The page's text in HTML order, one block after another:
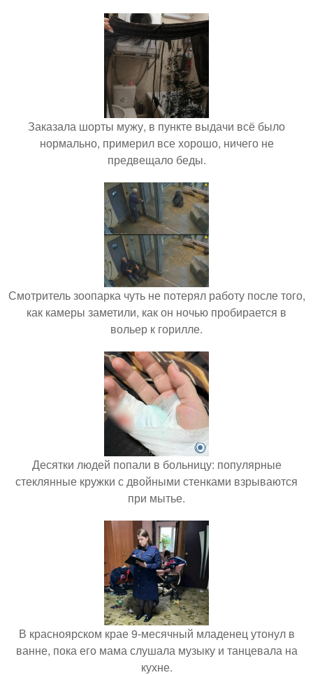
Заказала шорты мужу, в пункте выдачи всё было
нормально, примерил все хорошо, ничего не
предвещало беды.
Смотритель зоопарка чуть не потерял работу после того,
как камеры заметили, как он ночью пробирается в
вольер к горилле.
Десятки людей попали в больницу: популярные
стеклянные кружки с двойными стенками взрываются
при мытье.
В красноярском крае 9-месячный младенец утонул в
ванне, пока его мама слушала музыку и танцевала на
кухне.